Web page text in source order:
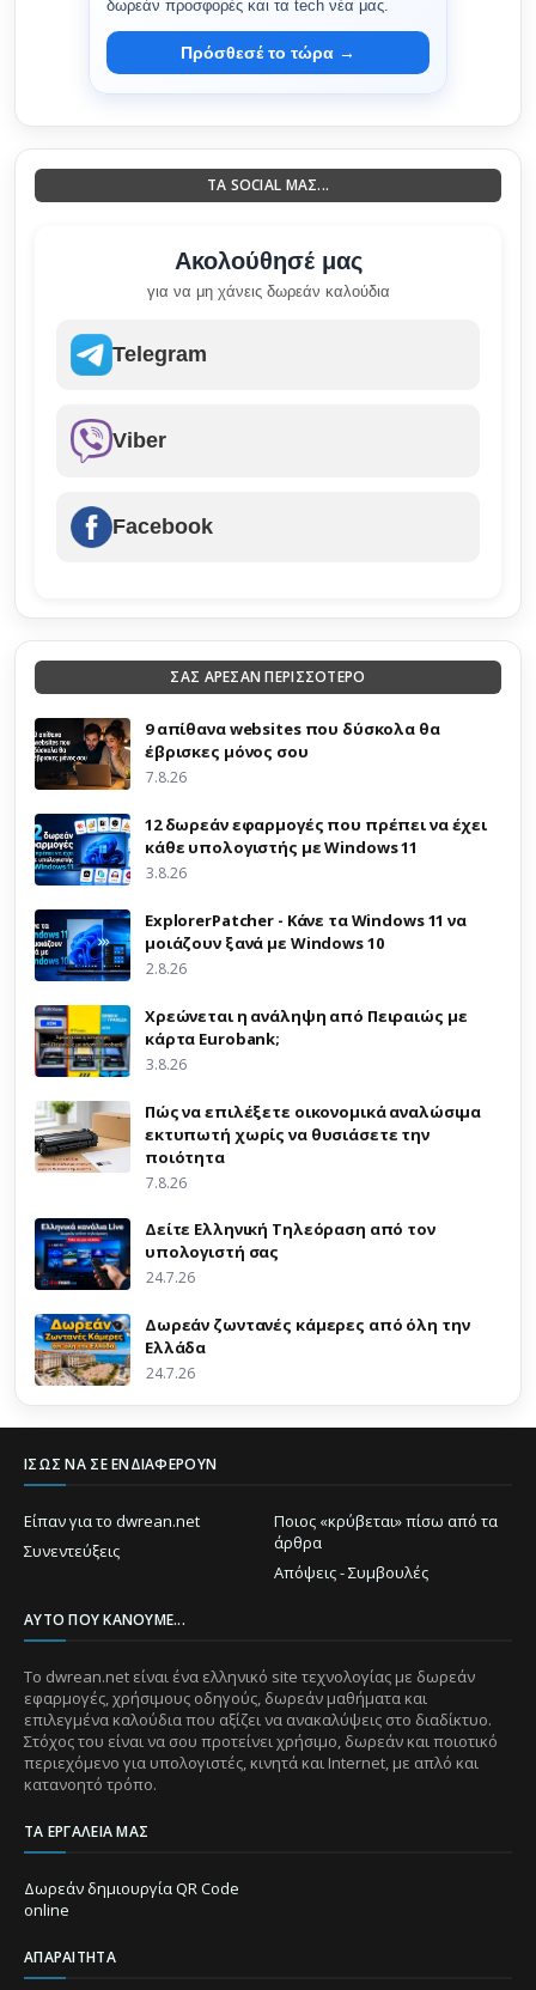
δωρεάν προσφορές και τα tech νέα μας.
Πρόσθεσέ το τώρα →
ΤΑ SOCIAL ΜΑΣ...
Ακολούθησέ μας
για να μη χάνεις δωρεάν καλούδια
Telegram
Viber
Facebook
ΣΑΣ ΑΡΕΣΑΝ ΠΕΡΙΣΣΟΤΕΡΟ
9 απίθανα websites που δύσκολα θα
έβρισκες μόνος σου
7.8.26
12 δωρεάν εφαρμογές που πρέπει να έχει
κάθε υπολογιστής με Windows 11
3.8.26
ExplorerPatcher - Κάνε τα Windows 11 να
μοιάζουν ξανά με Windows 10
2.8.26
Χρεώνεται η ανάληψη από Πειραιώς με
κάρτα Eurobank;
3.8.26
Πώς να επιλέξετε οικονομικά αναλώσιμα
εκτυπωτή χωρίς να θυσιάσετε την
ποιότητα
7.8.26
Δείτε Ελληνική Τηλεόραση από τον
υπολογιστή σας
24.7.26
Δωρεάν ζωντανές κάμερες από όλη την
Ελλάδα
24.7.26
ΊΣΩΣ ΝΑ ΣΕ ΕΝΔΙΑΦΈΡΟΥΝ
Είπαν για το dwrean.net
Ποιος «κρύβεται» πίσω από τα
άρθρα
Συνεντεύξεις
Απόψεις - Συμβουλές
ΑΥΤΌ ΠΟΥ ΚΆΝΟΥΜΕ...
Το dwrean.net είναι ένα ελληνικό site τεχνολογίας με δωρεάν
εφαρμογές, χρήσιμους οδηγούς, δωρεάν μαθήματα και
επιλεγμένα καλούδια που αξίζει να ανακαλύψεις στο διαδίκτυο.
Στόχος του είναι να σου προτείνει χρήσιμο, δωρεάν και ποιοτικό
περιεχόμενο για υπολογιστές, κινητά και Internet, με απλό και
κατανοητό τρόπο.
ΤΑ ΕΡΓΑΛΕΊΑ ΜΑΣ
Δωρεάν δημιουργία QR Code
online
ΑΠΑΡΑΊΤΗΤΑ